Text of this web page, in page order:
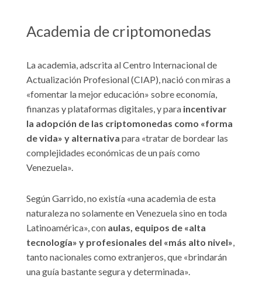
Academia de criptomonedas
La academia, adscrita al Centro Internacional de
Actualización Profesional (CIAP), nació con miras a
«fomentar la mejor educación» sobre economía,
finanzas y plataformas digitales, y para incentivar
la adopción de las criptomonedas como «forma
de vida» y alternativa para «tratar de bordear las
complejidades económicas de un país como
Venezuela».
Según Garrido, no existía «una academia de esta
naturaleza no solamente en Venezuela sino en toda
Latinoamérica», con aulas, equipos de «alta
tecnología» y profesionales del «más alto nivel»
tanto nacionales como extranjeros, que «brindarán
una guía bastante segura y determinada».